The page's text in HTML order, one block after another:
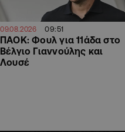
09.08.2026 09:51
ΠΑΟΚ: Φουλ για 11άδα στο
Βέλγιο Γιαννούλης και
Λουσέ